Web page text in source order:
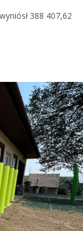
388 407,62